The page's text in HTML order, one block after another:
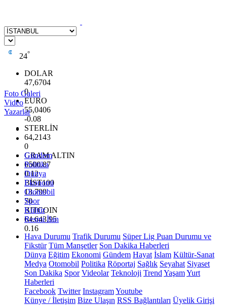
24°
DOLAR
47,6704
0
EURO
55,0406
-0.08
STERLİN
64,2143
0
GRAM ALTIN
6500.87
0.12
BİST100
13.799
70
BITCOIN
64.643,95
0.16
Foto Galeri
Video
Yazarlar
Gündem
Politika
Dünya
Ekonomi
Otomobil
Spor
Kültür
Resmi İlan
Hava Durumu Trafik Durumu Süper Lig Puan Durumu ve
Fikstür Tüm Manşetler Son Dakika Haberleri
Dünya Eğitim Ekonomi Gündem Hayat İslam Kültür-Sanat
Medya Otomobil Politika Röportaj Sağlık Seyahat Siyaset
Son Dakika Spor Videolar Teknoloji Trend YaşamYurt
Haberleri
Facebook Twitter InstagramYoutube
Künye / İletişim Bize Ulaşın RSS Bağlantıları Üyelik Girişi